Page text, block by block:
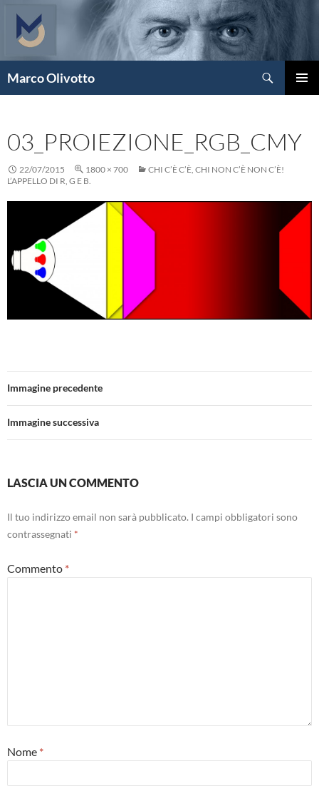
contenuto
Marco Olivotto
03_PROIEZIONE_RGB_CMY
22/07/2015 1800 × 700
CHI C’È C’È, CHI NON C’È NON C’È!
L’APPELLO DI R, G E B.
Immagine precedente
Immagine successiva
LASCIA UN COMMENTO
Il tuo indirizzo email non sarà pubblicato. I campi obbligatori sono
contrassegnati *
Commento *
Nome *